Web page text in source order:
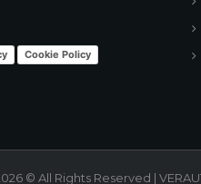
Cookie Policy
© All Rights Reserved |